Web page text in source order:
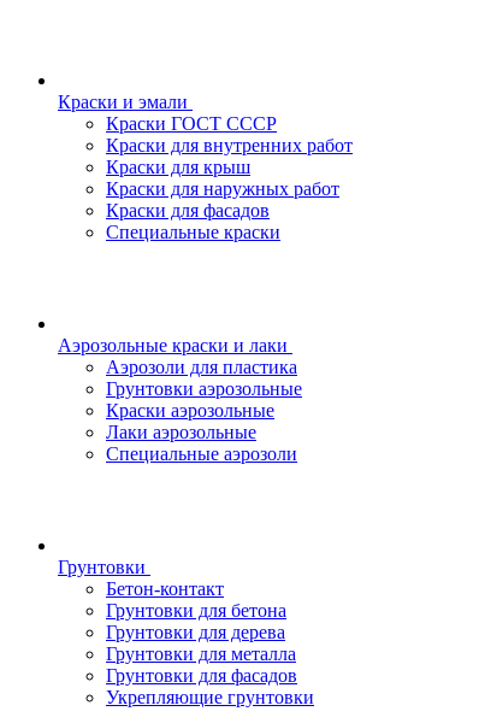
Краски и эмали
Краски ГОСТ СССР
Краски для внутренних работ
Краски для крыш
Краски для наружных работ
Краски для фасадов
Специальные краски
Аэрозольные краски и лаки
Аэрозоли для пластика
Грунтовки аэрозольные
Краски аэрозольные
Лаки аэрозольные
Специальные аэрозоли
Грунтовки
Бетон-контакт
Грунтовки для бетона
Грунтовки для дерева
Грунтовки для металла
Грунтовки для фасадов
Укрепляющие грунтовки